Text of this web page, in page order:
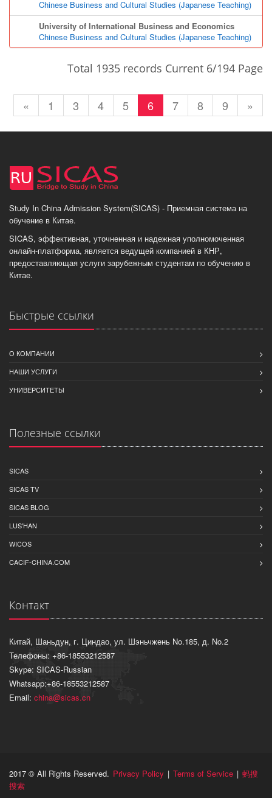
Chinese Business and Cultural Studies (Japanese Teaching)
University of International Business and Economics
Chinese Business and Cultural Studies (Japanese Teaching)
Total 1935 records Current 6/194 Page
« 1 3 4 5 6 7 8 9 »
Study In China Admission System(SICAS) - Приемная система на
обучение в Китае.
SICAS, эффективная, уточненная и надежная уполномоченная
онлайн-платформа, является ведущей компанией в КНР,
предоставляющая услуги зарубежным студентам по обучению в
Китае.
Быстрые ссылки
О КОМПАНИИ
НАШИ УСЛУГИ
УНИВЕРСИТЕТЫ
Полезные ссылки
SICAS
SICAS TV
SICAS BLOG
LUS'HAN
WICOS
CACIF-CHINA.COM
Контакт
Китай, Шаньдун, г. Циндао, ул. Шэньчжень No.185, д. No.2
Телефоны: +86-18553212587
Skype: SICAS-Russian
Whatsapp:+86-18553212587
Email: china@sicas.cn
2017 © All Rights Reserved. Privacy Policy | Terms of Service | 蚂搜
搜索